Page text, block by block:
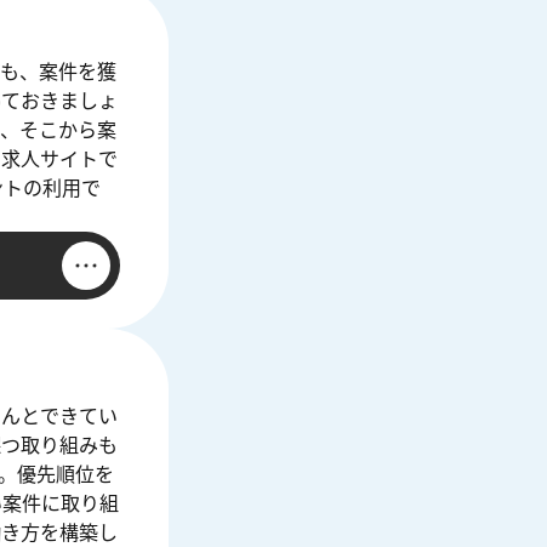
、案件を獲
おきましょ
そこから案
人サイトで
の利用で
とできてい
取り組みも
優先順位を
件に取り組
方を構築し